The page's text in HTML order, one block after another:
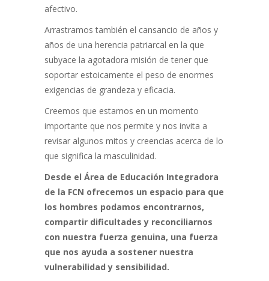
afectivo.
Arrastramos también el cansancio de años y
años de una herencia patriarcal en la que
subyace la agotadora misión de tener que
soportar estoicamente el peso de enormes
exigencias de grandeza y eficacia.
Creemos que estamos en un momento
importante que nos permite y nos invita a
revisar algunos mitos y creencias acerca de lo
que significa la masculinidad.
Desde el Área de Educación Integradora
de la FCN ofrecemos un espacio para que
los hombres podamos encontrarnos,
compartir dificultades y reconciliarnos
con nuestra fuerza genuina, una fuerza
que nos ayuda a sostener nuestra
vulnerabilidad y sensibilidad.